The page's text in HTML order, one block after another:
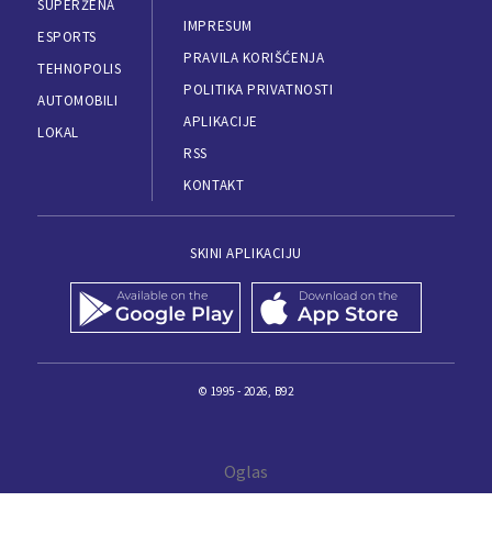
SUPERŽENA
ESPORTS
TEHNOPOLIS
AUTOMOBILI
LOKAL
IMPRESUM
PRAVILA KORIŠĆENJA
POLITIKA PRIVATNOSTI
APLIKACIJE
RSS
KONTAKT
SKINI APLIKACIJU
© 1995 - 2026, B92